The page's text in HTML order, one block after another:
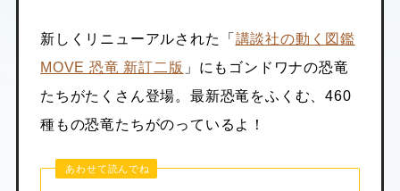
新しくリニューアルされた「 講談社の動く図鑑
MOVE 恐竜 新訂二版 」にもゴンドワナの恐竜
たちがたくさん登場。最新恐竜をふくむ、460
種もの恐竜たちがのっているよ！
あわせて読んでね